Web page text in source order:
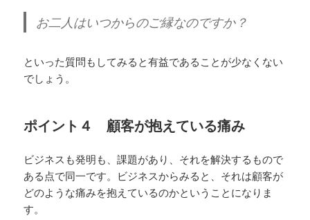
お二人はいつからのご縁なのですか？
といった質問もしてみると有益であることが少なくない
でしょう。
ポイント４ 顧客が抱えている痛み
ビジネスも発明も、課題があり、それを解決するもので
ある点で同一です。ビジネスからみると、それは顧客が
どのような痛みを抱えているのかということになりま
す。